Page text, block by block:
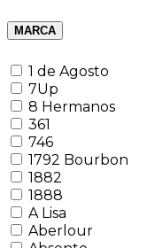
MARCA
1 de Agosto
7Up
8 Hermanos
361
746
1792 Bourbon
1882
1888
A Lisa
Aberlour